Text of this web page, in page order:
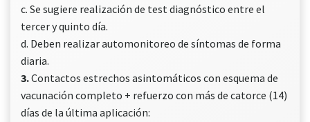
c. Se sugiere realización de test diagnóstico entre el
tercer y quinto día.
d. Deben realizar automonitoreo de síntomas de forma
diaria.
3.Contactos estrechos asintomáticos con esquema de
vacunación completo + refuerzo con más de catorce (14)
días de la última aplicación: